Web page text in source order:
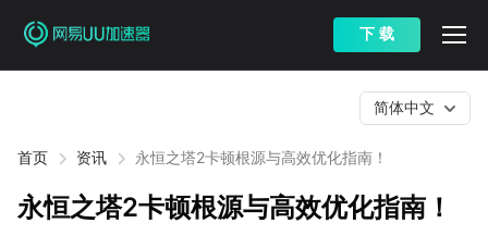
下 载
首页 资讯 永恒之塔2卡顿根源与高效优化指南！
简体中文
永恒之塔2卡顿根源与高效优化指南！